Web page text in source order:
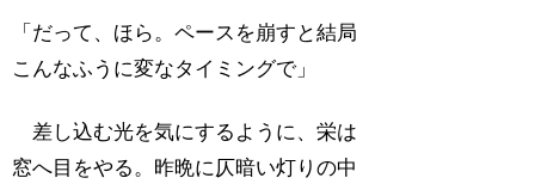
「だって、ほら。ペースを崩すと結局
こんなふうに変なタイミングで」
差し込む光を気にするように、栄は
窓へ目をやる。昨晩に仄暗い灯りの中